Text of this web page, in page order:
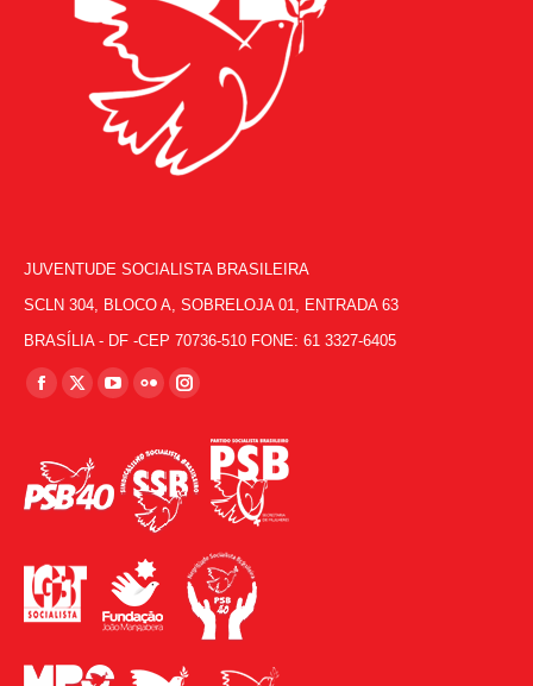
JUVENTUDE SOCIALISTA BRASILEIRA
SCLN 304, BLOCO A, SOBRELOJA 01, ENTRADA 63
BRASÍLIA - DF -CEP 70736-510 FONE: 61 3327-6405
Encontre-nos em:
Facebook
opens
in
X
opens
in
YouTube
opens
in
new
Flickr
opens
in
new
Instagram
opens
in
window